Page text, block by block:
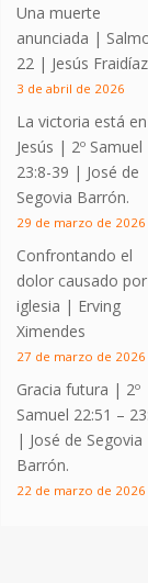
Una muerte
anunciada |
22 | Jesús Fraidíaz
3 de abril de 2026
La victoria está en
Jesús | 2º Samuel
23:8-39 | José de
Segovia Barrón.
29 de marzo de 2026
Confrontando el
dolor causado
iglesia | Erving
Ximendes
27 de marzo de 2026
Gracia futura | 2º
Samuel 22:51 –
| José de Segovia
Barrón.
22 de marzo de 2026